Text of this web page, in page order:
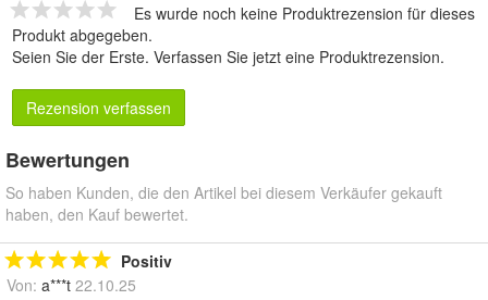
Es wurde noch keine Produktrezension für dieses
Produkt abgegeben.
Seien Sie der Erste. Verfassen Sie jetzt eine Produktrezension.
Rezension verfassen
Bewertungen
So haben Kunden, die den Artikel bei diesem Verkäufer gekauft
haben, den Kauf bewertet.
Positiv
Von: a***t 22.10.25